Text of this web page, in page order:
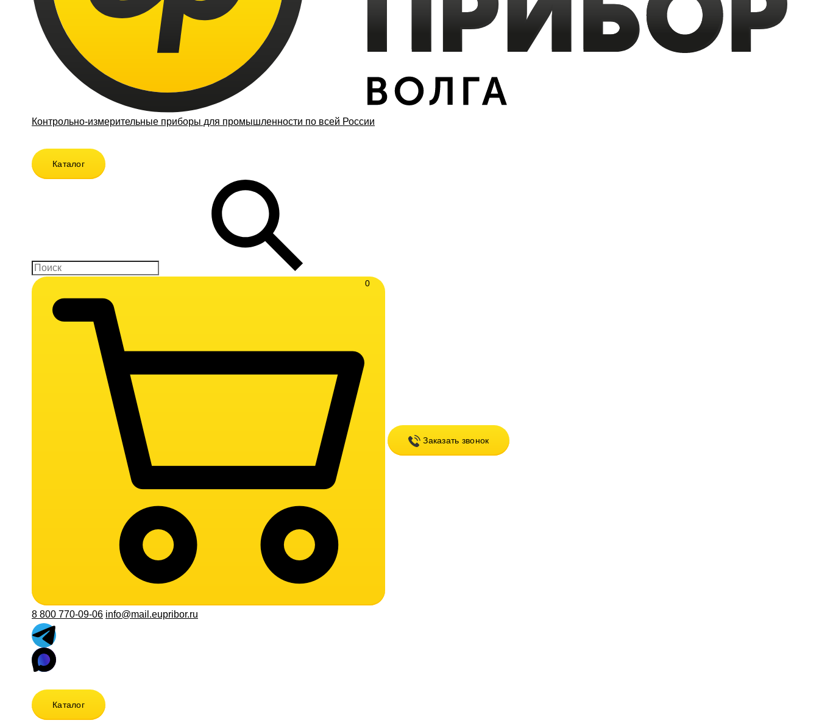
Контрольно-измерительные приборы для промышленности по всей России
Каталог
0
Заказать звонок
8 800 770-09-06 info@mail.eupribor.ru
Каталог